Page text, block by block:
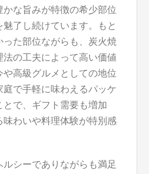
な旨みが特徴の希少部位
了し続けています。もと
った部位ながらも、炭火焼
法の工夫によって高い価値
や高級グルメとしての地位
庭で手軽に味わえるパッケ
で、ギフト需要も増加
味わいや料理体験が特別感
ルシーでありながらも満足